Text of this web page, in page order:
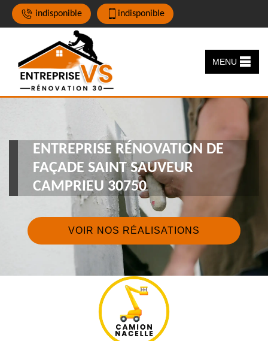
indisponible indisponible
MENU
ENTREPRISE RÉNOVATION DE
FAÇADE SAINT SAUVEUR
CAMPRIEU 30750
VOIR NOS RÉALISATIONS